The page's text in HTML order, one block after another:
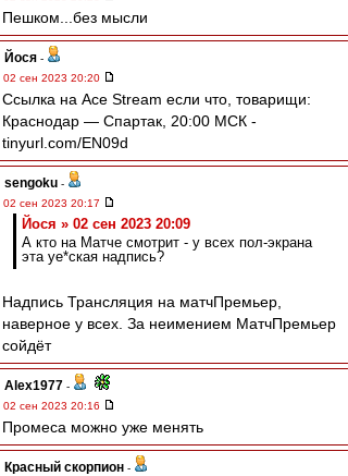
Пешком...без мысли
Йося -
02 сен 2023 20:20
Ссылка на Ace Stream если что, товарищи:
Краснодар — Спартак, 20:00 МСК -
tinyurl.com/EN09d
sengoku -
02 сен 2023 20:17
Йося » 02 сен 2023 20:09
А кто на Матче смотрит - у всех пол-экрана
эта уе*ская надпись?
Надпись Трансляция на матчПремьер,
наверное у всех. За неимением МатчПремьер
сойдёт
Alex1977 -
02 сен 2023 20:16
Промеса можно уже менять
Красный скорпион -